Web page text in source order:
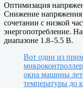
Оптимизация
Снижение
сочетании с низкой
энергопотребление.
диапазоне 1.8–5.5 В.
Вот один из
окна машины
температуры до